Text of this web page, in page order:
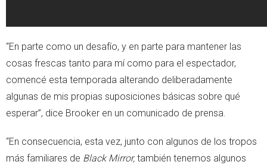
“En parte como un desafío, y en parte para mantener las
cosas frescas tanto para mí como para el espectador,
comencé esta temporada alterando deliberadamente
algunas de mis propias suposiciones básicas sobre qué
esperar”, dice Brooker en un comunicado de prensa.
“En consecuencia, esta vez, junto con algunos de los tropos
más familiares de Black Mirror,también tenemos algunos